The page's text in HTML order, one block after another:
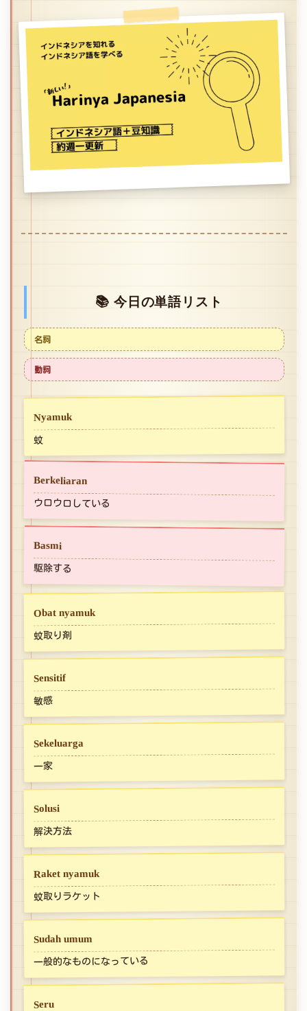
📚 今日の単語リスト
名詞
動詞
Nyamuk
蚊
Berkeliaran
ウロウロしている
Basmi
駆除する
Obat nyamuk
蚊取り剤
Sensitif
敏感
Sekeluarga
一家
Solusi
解決方法
Raket nyamuk
蚊取りラケット
Sudah umum
一般的なものになっている
Seru